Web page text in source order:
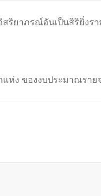
ริยาภรณ์อันเป็นสิริยิ่งร
ห่ง ของงบประมาณราย